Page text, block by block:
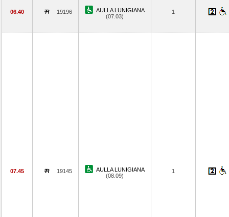
06.40 19196
AULLA LUNIGIANA
(07.03)
1
07.45 19145
AULLA LUNIGIANA
(08.09)
1